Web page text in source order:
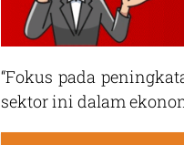
“Fokus pada
sektor ini dalam